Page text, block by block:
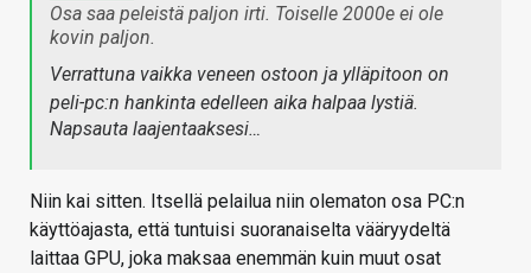
Osa saa peleistä paljon irti. Toiselle 2000e ei ole
kovin paljon.
Verrattuna vaikka veneen ostoon ja ylläpitoon on
peli-pc:n hankinta edelleen aika halpaa lystiä.
Napsauta laajentaaksesi…
Niin kai sitten. Itsellä pelailua niin olematon osa PC:n
käyttöajasta, että tuntuisi suoranaiselta vääryydeltä
laittaa GPU, joka maksaa enemmän kuin muut osat